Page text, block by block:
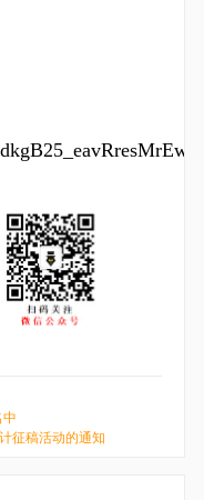
征稿活动的通知